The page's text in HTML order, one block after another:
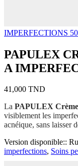
IMPERFECTIONS
PAPULEX
A
41,000 TND
La PAPULEX
visiblement les
acnéique, sans laisser
Version disponible::
imperfections, Soins